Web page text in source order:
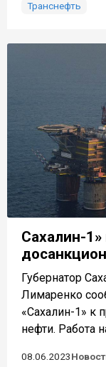
Транснефть
Сахалин-1»
Губернатор
Лимаренко
«Сахалин-1» к
нефти. Работа
08.06.2023